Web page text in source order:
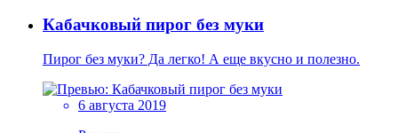
Кабачковый пирог без муки
Пирог без муки? Да легко! А еще вкусно и полезно.
6 августа 2019